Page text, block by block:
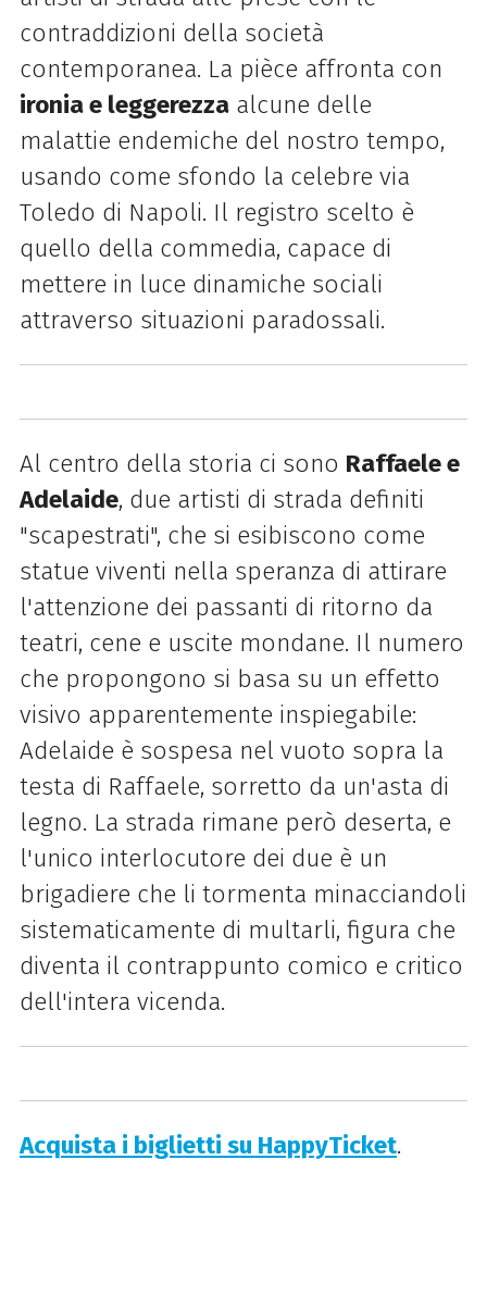
contraddizioni della società
contemporanea. La pièce affronta con
ironia e leggerezzaalcune delle
malattie endemiche del nostro tempo,
usando come sfondo la celebre via
Toledo di Napoli. Il registro scelto è
quello della commedia, capace di
mettere in luce dinamiche sociali
attraverso situazioni paradossali.
Al centro della storia ci sono Raffaele e
Adelaide, due artisti di strada definiti
"scapestrati", che si esibiscono come
statue viventi nella speranza di attirare
l'attenzione dei passanti di ritorno da
teatri, cene e uscite mondane. Il numero
che propongono si basa su un effetto
visivo apparentemente inspiegabile:
Adelaide è sospesa nel vuoto sopra la
testa di Raffaele, sorretto da un'asta di
legno. La strada rimane però deserta, e
l'unico interlocutore dei due è un
brigadiere che li tormenta minacciandoli
sistematicamente di multarli, figura che
diventa il contrappunto comico e critico
dell'intera vicenda.
Acquista i biglietti su HappyTicket.